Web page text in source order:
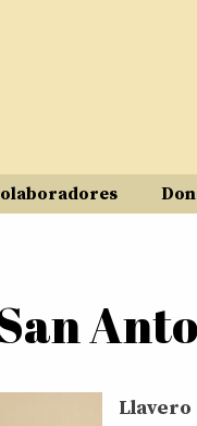
Llavero